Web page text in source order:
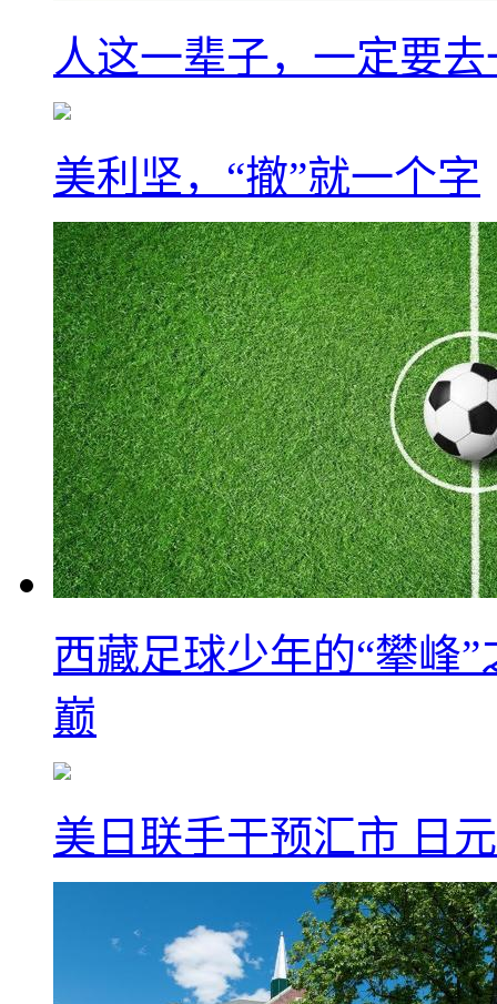
人这一辈子，一定要
美利坚，“撤”就一个字
西藏足球少年的“攀峰
巅
美日联手干预汇市 日